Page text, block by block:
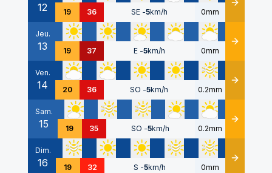
12 19 36 SE -5km/h 0mm Détails
Jeu.
13 19 37 E -5km/h 0mm Détails
Ven.
14 20 36 SO -5km/h 0.2mm Détails
Sam.
15 19 35 SO -5km/h 0.2mm Détails
Dim.
16 19 32 S -5km/h 0mm Détails